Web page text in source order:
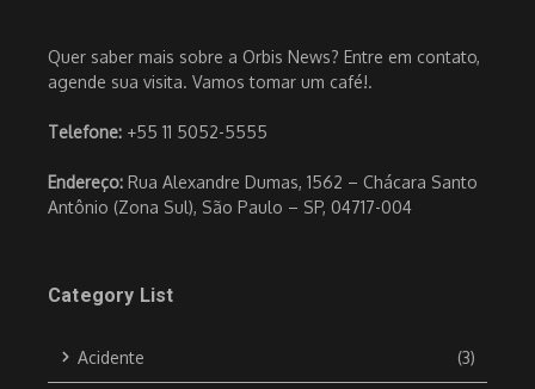
Quer saber mais sobre a Orbis News? Entre em contato,
agende sua visita. Vamos tomar um café!.
Telefone: +55 11 5052-5555
Endereço: Rua Alexandre Dumas, 1562 – Chácara Santo
Antônio (Zona Sul), São Paulo – SP, 04717-004
Category List
Acidente (3)